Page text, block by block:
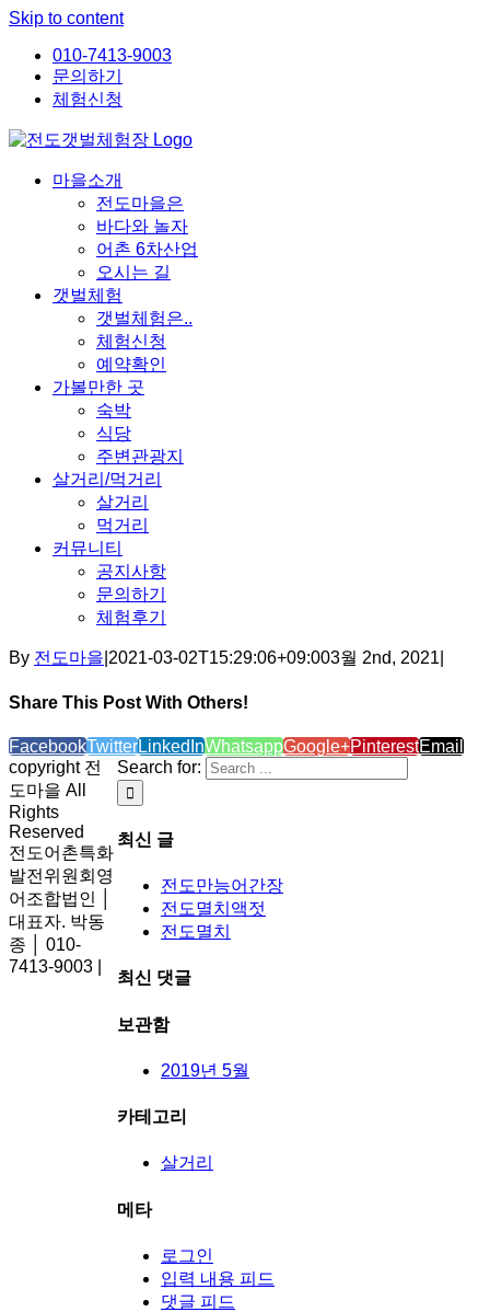
Skip to content
010-7413-9003
문의하기
체험신청
마을소개
전도마을은
바다와 놀자
어촌 6차산업
오시는 길
갯벌체험
갯벌체험은..
체험신청
예약확인
가볼만한 곳
숙박
식당
주변관광지
살거리/먹거리
살거리
먹거리
커뮤니티
공지사항
문의하기
체험후기
By 전도마을 2021-03-02T15:29:06+09:003월 2nd, 2021
Share This Post With Others!
FacebookTwitterLinkedInWhatsappGoogle+PinterestEmail
Search for:
최신 글
전도만능어간장
전도멸치액젓
전도멸치
최신 댓글
보관함
2019년 5월
카테고리
살거리
메타
로그인
입력 내용 피드
댓글 피드
copyright 전
도마을 All
Rights
Reserved
전도어촌특화
발전위원회영
어조합법인 │
대표자. 박동
종 │ 010-
7413-9003 |